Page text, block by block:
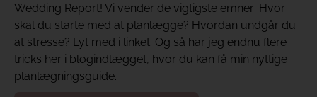
Wedding Report! Vi vender de vigtigste emner: Hvor
skal du starte med at planlægge? Hvordan undgår du
at stresse? Lyt med i linket. Og så har jeg endnu flere
tricks her i blogindlægget, hvor du kan få min nyttige
planlægningsguide.